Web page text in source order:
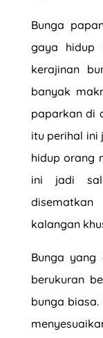
Bunga
gaya hidup
kerajinan
banyak
paparkan di
itu perihal ini
hidup orang
ini jadi
kalangan
Bunga
berukuran
bunga